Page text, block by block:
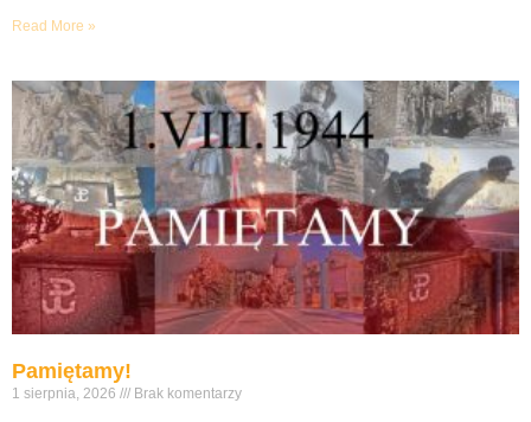
Read More »
Pamiętamy!
1 sierpnia, 2026 Brak komentarzy